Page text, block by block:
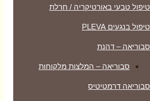
טיפול טבעי באורטיקריה / חרלת
טיפול בנגעים PLEVA
סבוריאה – דהנת
סבוריאה – המלצות מלקוחות
סבוריאה דרמטיטיס